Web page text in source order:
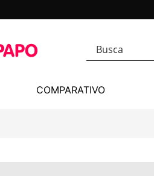
COMPARATIVO